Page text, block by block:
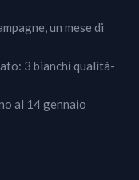
un mese di
3 bianchi qualità-
al 14 gennaio